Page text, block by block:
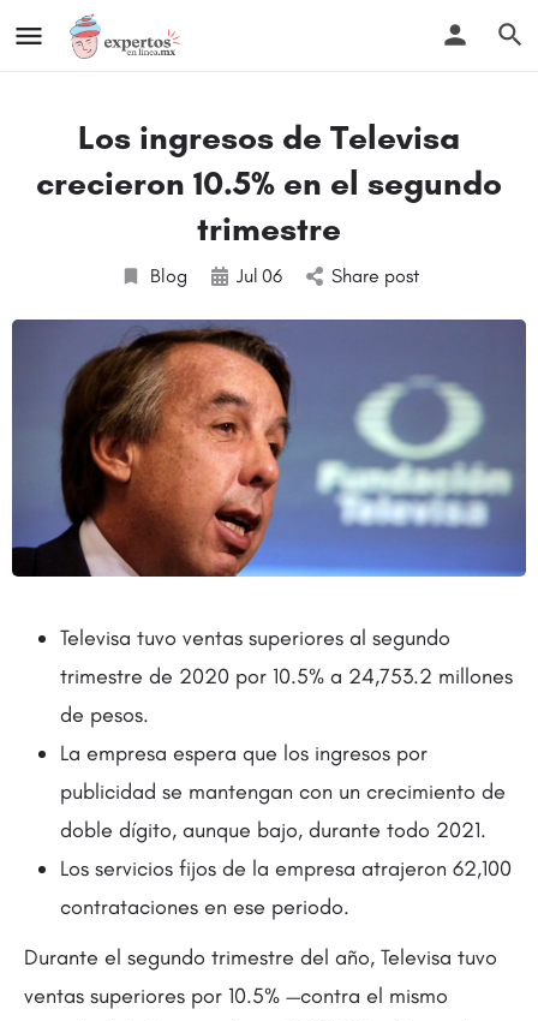
Los ingresos de Televisa
crecieron 10.5% en el segundo
trimestre
Blog Jul 06 Share post
Televisa tuvo ventas superiores al segundo
trimestre de 2020 por 10.5% a 24,753.2 millones
de pesos.
La empresa espera que los ingresos por
publicidad se mantengan con un crecimiento de
doble dígito, aunque bajo, durante todo 2021.
Los servicios fijos de la empresa atrajeron 62,100
contrataciones en ese periodo.
Durante el segundo trimestre del año, Televisa tuvo
ventas superiores por 10.5% —contra el mismo